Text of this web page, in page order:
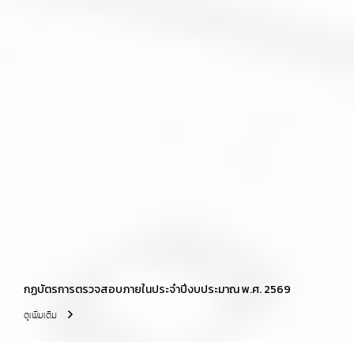
กฏบัตรการตรวจสอบภายในประจำปีงบประมาณ พ.ศ. 2569
ดูเพิ่มเติม